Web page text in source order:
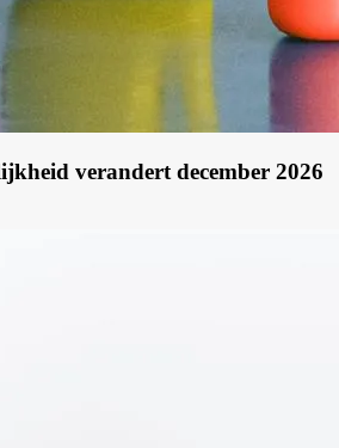
verandert december 2026